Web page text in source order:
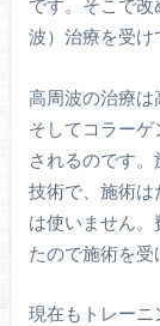
です。そこで
波）治療を受け
高周波の治療は
そしてコラー
されるのです
技術で、施術は
は使いません
たので施術を受
現在もトレーニ